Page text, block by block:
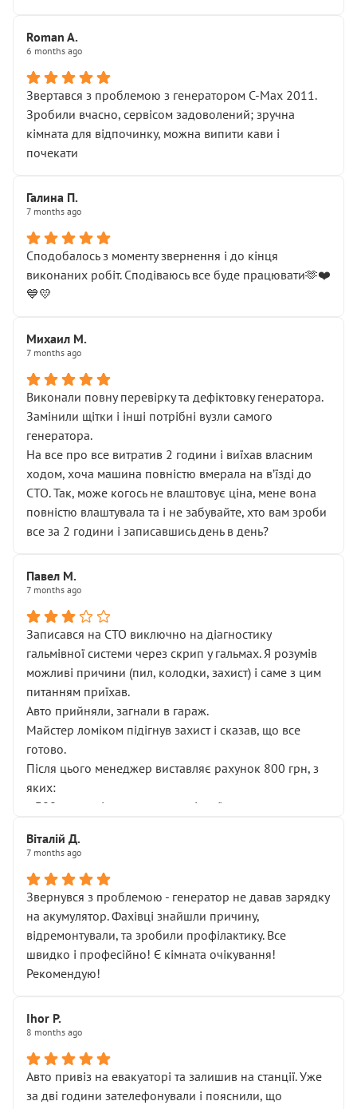
Roman A.
6 months ago
Звертався з проблемою з генератором C-Max 2011.
Зробили вчасно, сервісом задоволений; зручна
кімната для відпочинку, можна випити кави і
почекати
Галина П.
7 months ago
Сподобалось з моменту звернення і до кінця
виконаних робіт. Сподіваюсь все буде працювати🫶❤️
💙💛
Михаил М.
7 months ago
Виконали повну перевірку та дефіктовку генератора.
Замінили щітки і інші потрібні вузли самого
генератора.
На все про все витратив 2 години і виїхав власним
ходом, хоча машина повністю вмерала на вʼїзді до
СТО. Так, може когось не влаштовує ціна, мене вона
повністю влаштувала та і не забувайте, хто вам зроби
все за 2 години і записавшись день в день?
Павел М.
7 months ago
Записався на СТО виключно на діагностику
гальмівної системи через скрип у гальмах. Я розумів
можливі причини (пил, колодки, захист) і саме з цим
питанням приїхав.
Авто прийняли, загнали в гараж.
Майстер ломіком підігнув захист і сказав, що все
готово.
Після цього менеджер виставляє рахунок 800 грн, з
яких:
• 300 грн — діагностика гальмівної системи
НЕ погоджував
послуга. Тим більше, я був поруч і жодної реальної
діагностики ходової не проводилось. Після
зауваження гроші за цю “послугу” повернули, що
лише підтвердило мою правоту.
Але головне — я виїжджаю з боксу, і скрип у гальмах
залишився таким самим, як і був. Тобто оплачена
Далі ситуація тільки погіршилась:
• сказали, що тепер “потрібно знімати колеса”
• що біля авто стояти вже не можна
• почали озвучувати купу додаткових робіт без
чіткого пояснення
Віталій Д.
7 months ago
Звернувся з проблемою - генератор не давав зарядку
на акумулятор. Фахівці знайшли причину,
відремонтували, та зробили профілактику. Все
швидко і професійно! Є кімната очікування!
Рекомендую!
Ihor P.
8 months ago
Авто привіз на евакуаторі та залишив на станції. Уже
за дві години зателефонували і пояснили, що